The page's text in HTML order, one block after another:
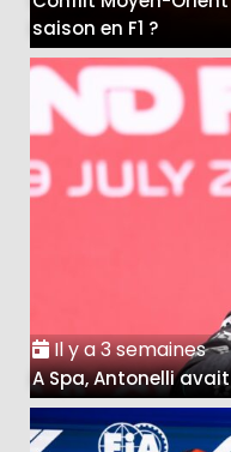
saison en F1 ?
Il y a 3 semaines
A Spa, Antonelli